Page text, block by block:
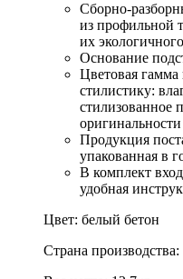
Сборно-
из профильной
их
Основание
Цветовая
стилистику:
стилизованное
Продукция
упакованная в
В комплект
удобная
Цвет: белый бетон
Страна производства: